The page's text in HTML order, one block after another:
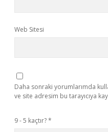
Web Sitesi
Daha sonraki yorumlarımda
ve site adresim bu tarayıcıya
9 - 5 kaçtır?*